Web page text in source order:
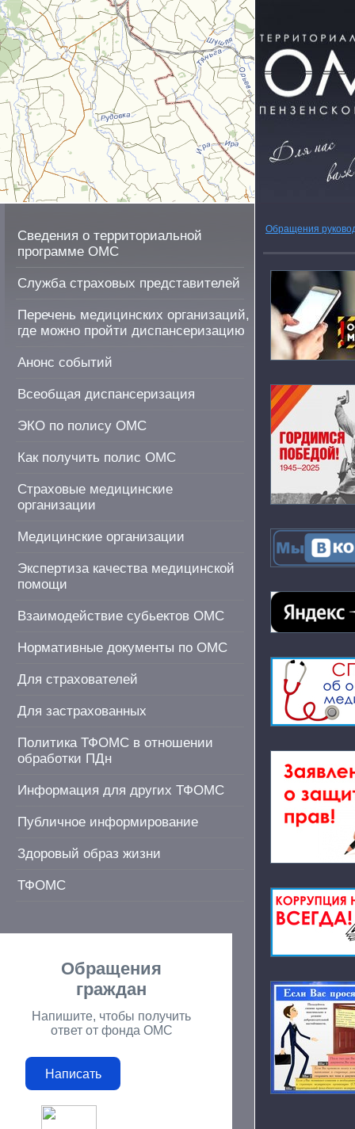
Сведения о территориальной
программе ОМС
Служба страховых представителей
Перечень медицинских организаций,
где можно пройти диспансеризацию
Анонс событий
Всеобщая диспансеризация
ЭКО по полису ОМС
Как получить полис ОМС
Страховые медицинские
организации
Медицинские организации
Экспертиза качества медицинской
помощи
Взаимодействие субьектов ОМС
Нормативные документы по ОМС
Для страхователей
Для застрахованных
Политика ТФОМС в отношении
обработки ПДн
Информация для других ТФОМС
Публичное информирование
Здоровый образ жизни
ТФОМС
Обращения
граждан
Напишите, чтобы получить
ответ от фонда ОМС
Написать
Обращения